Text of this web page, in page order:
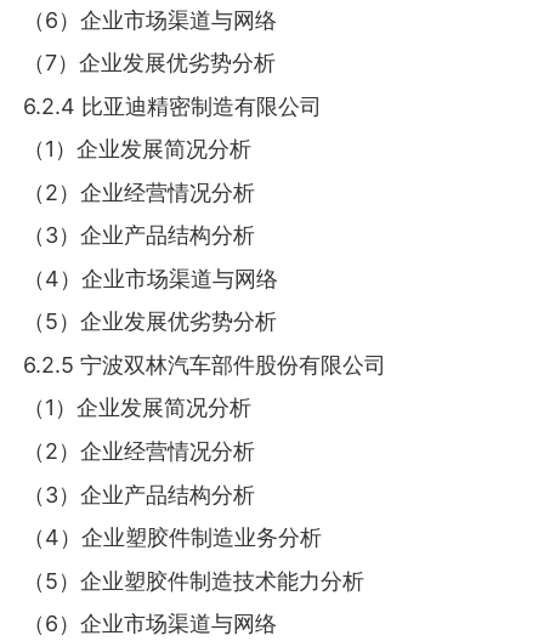
（6）企业市场渠道与网络
（7）企业发展优劣势分析
6.2.4 比亚迪精密制造有限公司
（1）企业发展简况分析
（2）企业经营情况分析
（3）企业产品结构分析
（4）企业市场渠道与网络
（5）企业发展优劣势分析
6.2.5 宁波双林汽车部件股份有限公司
（1）企业发展简况分析
（2）企业经营情况分析
（3）企业产品结构分析
（4）企业塑胶件制造业务分析
（5）企业塑胶件制造技术能力分析
（6）企业市场渠道与网络